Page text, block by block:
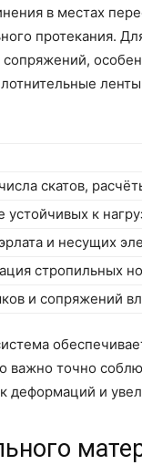
в местах
протекания.
скатов,
устойчивых к
и несущих
стропильных
и сопряжений
важно точно
деформаций и